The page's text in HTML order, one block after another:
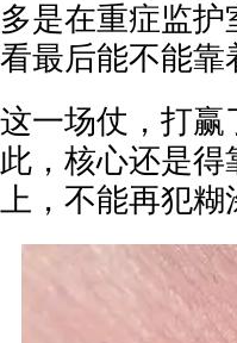
多是在重症监
看最后能不能靠
这一场仗，打赢
此，核心还是
上，不能再犯糊